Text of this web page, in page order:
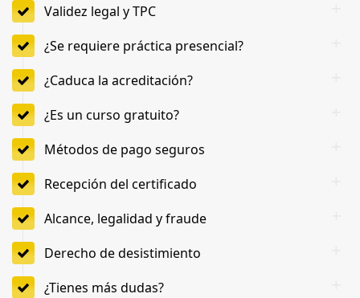
Validez legal y TPC
¿Se requiere práctica presencial?
¿Caduca la acreditación?
¿Es un curso gratuito?
Métodos de pago seguros
Recepción del certificado
Alcance, legalidad y fraude
Derecho de desistimiento
¿Tienes más dudas?